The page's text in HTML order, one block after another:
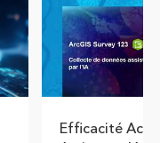
Efficacité